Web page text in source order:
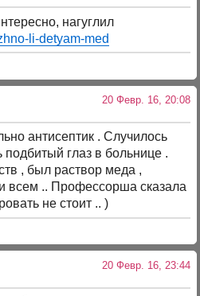
нагуглил
li-detyam-med
20 Февр. 16, 20:08
антисептик . Случилось
глаз в больнице .
, был раствор меда ,
всем .. Профессорша сказала
не стоит .. )
20 Февр. 16, 23:44